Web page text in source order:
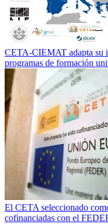
CETA-CIEMAT adapta su
programas de formación
El CETA seleccionado
cofinanciadas con el